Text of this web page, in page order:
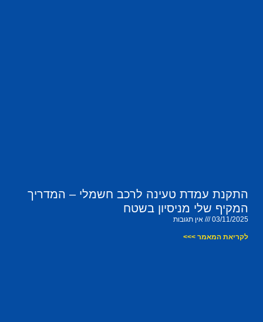
התקנת עמדת טעינה לרכב חשמלי – המדריך
המקיף שלי מניסיון בשטח
03/11/2025 אין תגובות
לקריאת המאמר >>>